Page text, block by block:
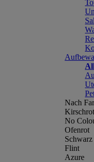
Nach
Kirschrot
No
Ofenrot
Flint
Azure